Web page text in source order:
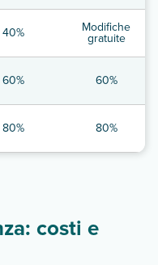
40% Modifiche
gratuite
60% 60%
80% 80%
costi e